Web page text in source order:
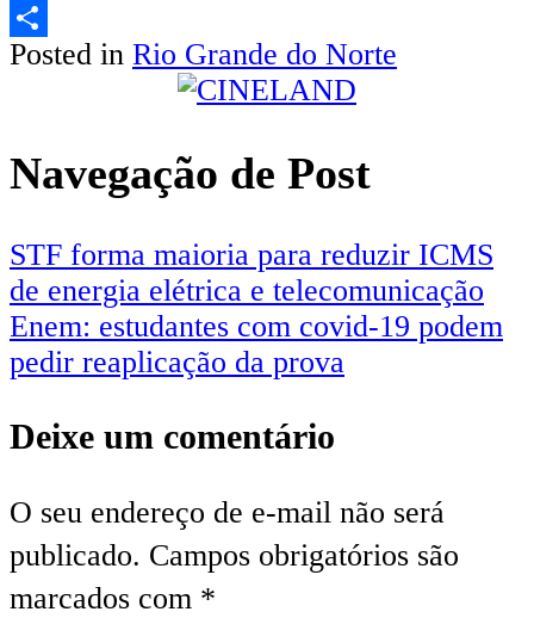
Email
Share
Posted in Rio Grande do Norte
Navegação de Post
STF forma maioria para reduzir ICMS
de energia elétrica e telecomunicação
Enem: estudantes com covid-19 podem
pedir reaplicação da prova
Deixe um comentário
O seu endereço de e-mail não será
publicado. Campos obrigatórios são
marcados com *